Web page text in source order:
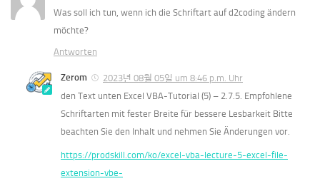
Was soll ich tun, wenn ich die Schriftart auf d2coding ändern
möchte?
Antworten
Zerom
2023년 08월 05일 um 8:46 p.m. Uhr
den Text unten Excel VBA-Tutorial (5) – 2.7.5. Empfohlene
Schriftarten mit fester Breite für bessere Lesbarkeit Bitte
beachten Sie den Inhalt und nehmen Sie Änderungen vor.
https://prodskill.com/ko/excel-vba-lecture-5-excel-file-
extension-vbe-